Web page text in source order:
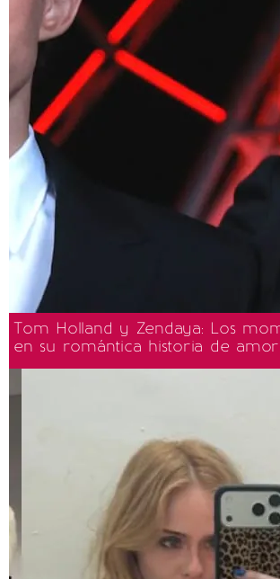
Tom Holland y Zendaya: Los
en su romántica historia de amor